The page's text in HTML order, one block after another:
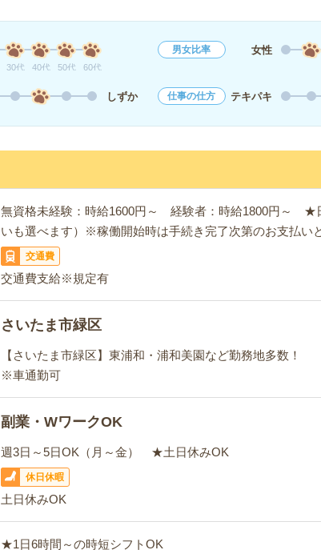
30代 40代 50代 60代
男女比率 女性
しずか 仕事の仕方 テキパキ
無資格未経験：時給1600円～ 経験者：時給1800円～ ★
いも選べます）※稼働開始時は手続き完了次第のお支払い
交通費
交通費支給※規定有
さいたま市緑区
【さいたま市緑区】東浦和・浦和美園など勤務地多数！
※車通勤可
副業・WワークOK
週3日～5日OK（月～金） ★土日休みOK
休日休暇
土日休みOK
★1日6時間～の時短シフトOK